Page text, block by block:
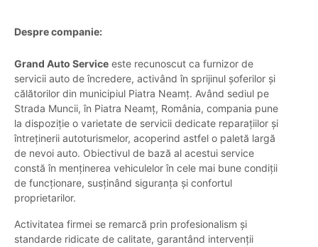
Despre companie:
Grand Auto Service este recunoscut ca furnizor de
servicii auto de încredere, activând în sprijinul șoferilor și
călătorilor din municipiul Piatra Neamț. Având sediul pe
Strada Muncii, în Piatra Neamț, România, compania pune
la dispoziție o varietate de servicii dedicate reparațiilor și
întreținerii autoturismelor, acoperind astfel o paletă largă
de nevoi auto. Obiectivul de bază al acestui service
constă în menținerea vehiculelor în cele mai bune condiții
de funcționare, susținând siguranța și confortul
proprietarilor.
Activitatea firmei se remarcă prin profesionalism și
standarde ridicate de calitate, garantând intervenții